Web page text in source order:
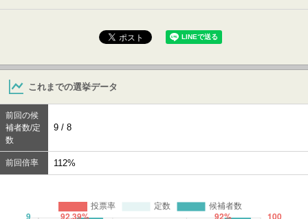
これまでの選挙データ
前回の候
補者数/定
数
9 / 8
前回倍率 112%